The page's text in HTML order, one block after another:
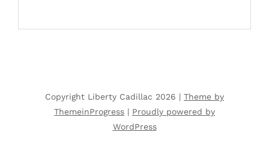
Copyright Liberty Cadillac 2026 | Theme by
ThemeinProgress | Proudly powered by
WordPress